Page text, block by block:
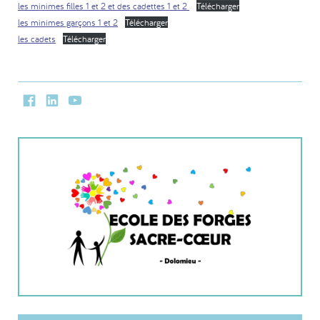
les minimes filles 1 et 2 et des cadettes 1 et 2
Télécharger
les minimes garçons 1 et 2
Télécharger
les cadets
Télécharger
FacebookLinkedInYoutube